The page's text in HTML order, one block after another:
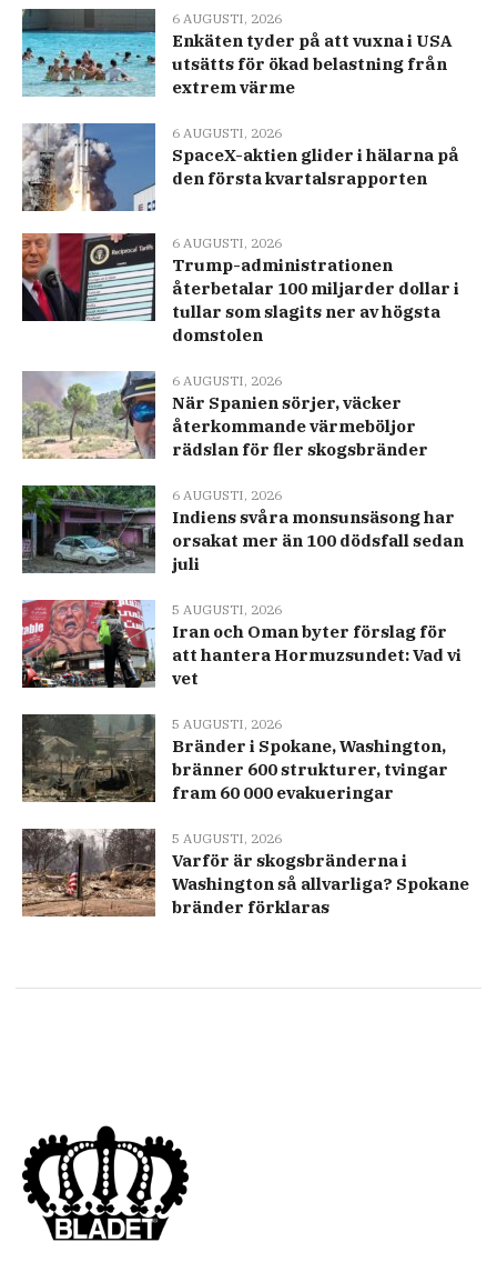
6 AUGUSTI, 2026
Enkäten tyder på att vuxna i USA
utsätts för ökad belastning från
extrem värme
6 AUGUSTI, 2026
SpaceX-aktien glider i hälarna på
den första kvartalsrapporten
6 AUGUSTI, 2026
Trump-administrationen
återbetalar 100 miljarder dollar i
tullar som slagits ner av högsta
domstolen
6 AUGUSTI, 2026
När Spanien sörjer, väcker
återkommande värmeböljor
rädslan för fler skogsbränder
6 AUGUSTI, 2026
Indiens svåra monsunsäsong har
orsakat mer än 100 dödsfall sedan
juli
5 AUGUSTI, 2026
Iran och Oman byter förslag för
att hantera Hormuzsundet: Vad vi
vet
5 AUGUSTI, 2026
Bränder i Spokane, Washington,
bränner 600 strukturer, tvingar
fram 60 000 evakueringar
5 AUGUSTI, 2026
Varför är skogsbränderna i
Washington så allvarliga? Spokane
bränder förklaras